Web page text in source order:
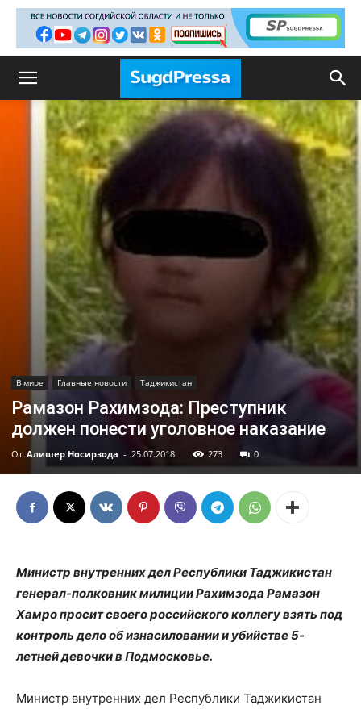
В мире Главные новости Таджикистан
Рамазон Рахимзода: Преступник
должен понести уголовное наказание
От Алишер Носирзода - 25.07.2018 273 0
Министр внутренних дел Республики Таджикистан
генерал-полковник милиции Рахимзода Рамазон
Хамро просит своего российского коллегу взять под
контроль дело об изнасиловании и убийстве 5-
летней девочки в Подмосковье.
Министр внутренних дел Республики Таджикистан